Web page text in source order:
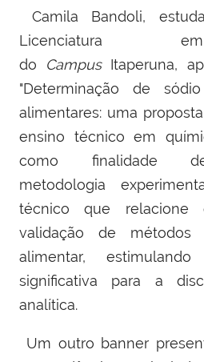
Camila Bandoli,
Licenciatura
do Campus Itaperuna,
"Determinação de
alimentares: uma
ensino técnico em
como finalidade
metodologia
técnico que relacione
validação de
alimentar,
significativa para a
analítica.
Um outro banner